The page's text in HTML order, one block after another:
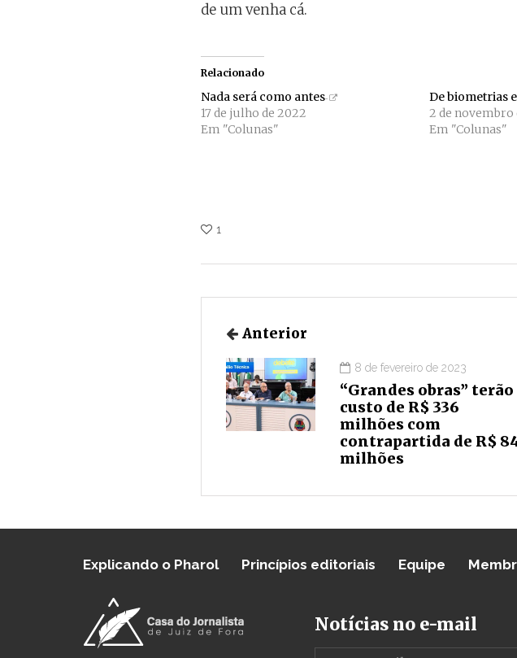
de um venha cá.
Relacionado
Nada será como antes
17 de julho de 2022
Em "Colunas"
De biometrias
2 de novembro
Em "Colunas"
1
Anterior
8 de fevereiro de 2023
“Grandes obras” terão
custo de R$ 336
milhões com
contrapartida de R$
milhões
Explicando o Pharol Princípios editoriais Equipe
Notícias no e-mail